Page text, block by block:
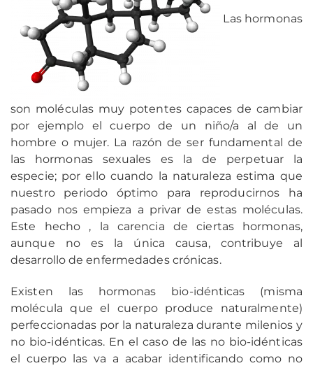
Las hormonas
son moléculas muy potentes capaces de cambiar
por ejemplo el cuerpo de un niño/a al de un
hombre o mujer. La razón de ser fundamental de
las hormonas sexuales es la de perpetuar la
especie; por ello cuando la naturaleza estima que
nuestro periodo óptimo para reproducirnos ha
pasado nos empieza a privar de estas moléculas.
Este hecho , la carencia de ciertas hormonas,
aunque no es la única causa, contribuye al
desarrollo de enfermedades crónicas.
Existen las hormonas bio-idénticas (misma
molécula que el cuerpo produce naturalmente)
perfeccionadas por la naturaleza durante milenios y
no bio-idénticas. En el caso de las no bio-idénticas
el cuerpo las va a acabar identificando como no